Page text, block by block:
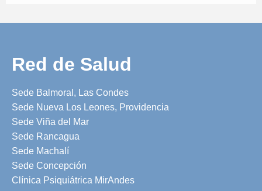
Red de Salud
Sede Balmoral, Las Condes
Sede Nueva Los Leones, Providencia
Sede Viña del Mar
Sede Rancagua
Sede Machalí
Sede Concepción
Clínica Psiquiátrica MirAndes